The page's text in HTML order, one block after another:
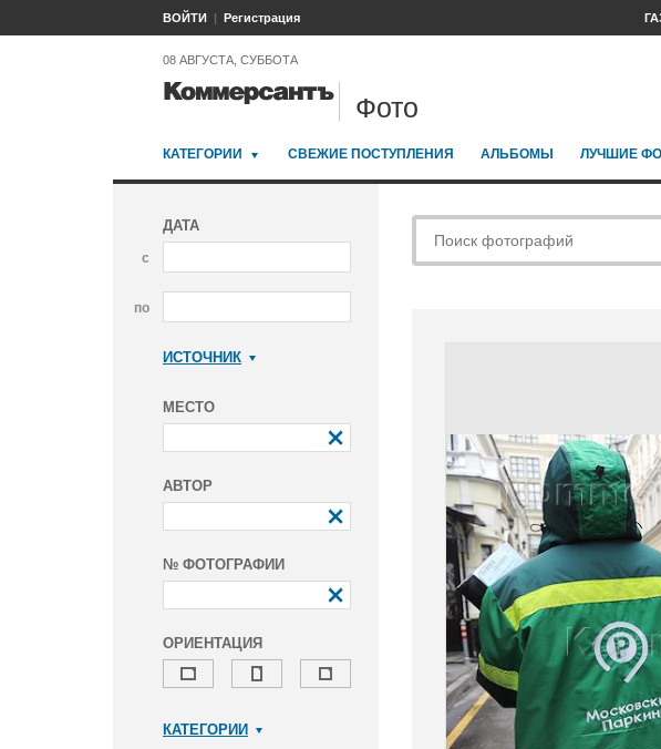
ВОЙТИ Регистрация
08 АВГУСТА, СУББОТА
Фото
КАТЕГОРИИ СВЕЖИЕ ПОСТУПЛЕНИЯ АЛЬБОМЫ ЛУЧШИЕ
ДАТА
с
по
ИСТОЧНИК
МЕСТО
АВТОР
№ ФОТОГРАФИИ
ОРИЕНТАЦИЯ
КАТЕГОРИИ